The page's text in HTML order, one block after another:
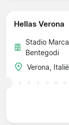
Hellas Verona
Stadio
Bentegodi
Verona, Italië